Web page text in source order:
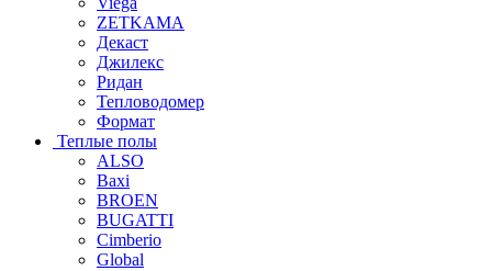
ZETKAMA
Декаст
Джилекс
Ридан
Тепловодомер
Формат
Теплые полы
ALSO
Baxi
BROEN
BUGATTI
Cimberio
Global